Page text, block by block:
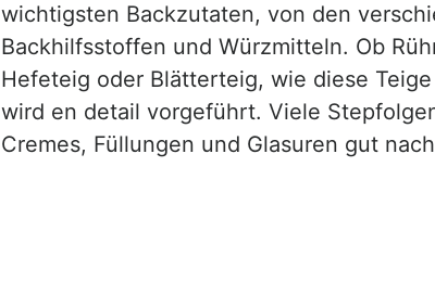
wichtigsten Backzutaten, von den
Backhilfsstoffen und Würzmitteln. Ob
Hefeteig oder Blätterteig, wie diese
wird en detail vorgeführt. Viele
Cremes, Füllungen und Glasuren gut